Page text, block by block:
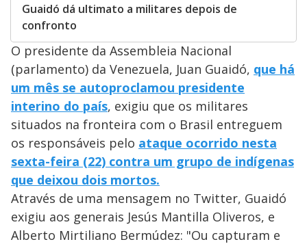
Guaidó dá ultimato a militares depois de
confronto
O presidente da Assembleia Nacional
(parlamento) da Venezuela, Juan Guaidó, que há
um mês se autoproclamou presidente
interino do país, exigiu que os militares
situados na fronteira com o Brasil entreguem
os responsáveis pelo ataque ocorrido nesta
sexta-feira (22) contra um grupo de indígenas
que deixou dois mortos.
Através de uma mensagem no Twitter, Guaidó
exigiu aos generais Jesús Mantilla Oliveros, e
Alberto Mirtiliano Bermúdez: "Ou capturam e